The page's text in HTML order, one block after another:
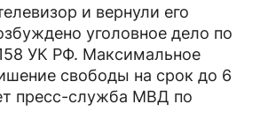
и вернули его
уголовное дело по
УК РФ. Максимальное
свободы на срок до 6
пресс-служба МВД по